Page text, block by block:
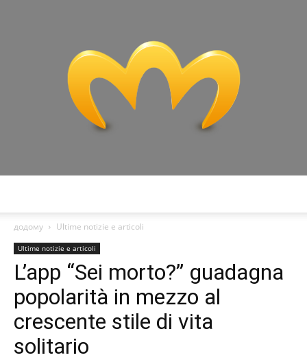
Analisi
delle
додому Ultime notizie e articoli
Ultime notizie e articoli
L’app “Sei morto?” guadagna
popolarità in mezzo al
crescente stile di vita
solitario